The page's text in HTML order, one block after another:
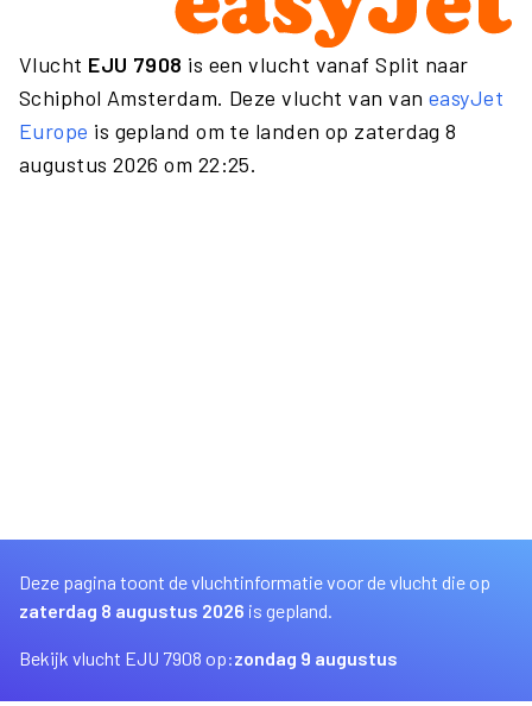
Vlucht EJU 7908 is een vlucht vanaf Split naar
Schiphol Amsterdam. Deze vlucht van vaneasyJet
Europe is gepland om te landen op zaterdag 8
augustus 2026 om 22:25.
Deze pagina toont de vluchtinformatie voor de vlucht die op
zaterdag 8 augustus 2026 is gepland.
Bekijk vlucht EJU 7908 op:zondag 9 augustus